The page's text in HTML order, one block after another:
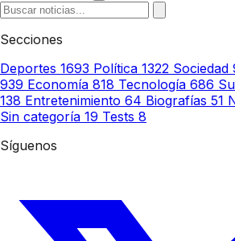
Secciones
Deportes 1693 Política 1322 Sociedad
939 Economía 818 Tecnología 686
138 Entretenimiento 64 Biografías 51
Sin categoría 19 Tests 8
Síguenos